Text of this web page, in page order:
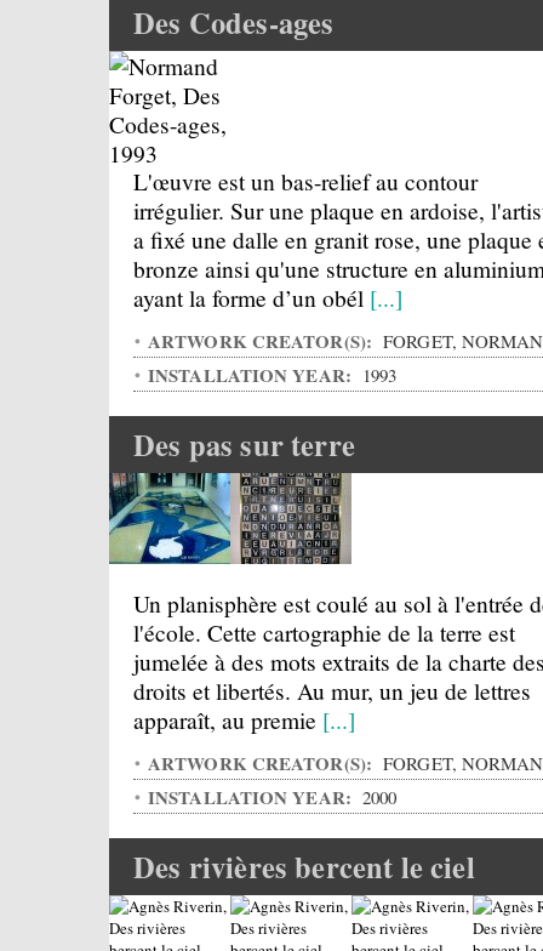
Des Codes-ages
L'œuvre est un bas-relief au contour
irrégulier. Sur une plaque en ardoise,
a fixé une dalle en granit rose, une plaque
bronze ainsi qu'une structure en
ayant la forme d’un obél [...]
ARTWORK CREATOR(S): FORGET,
INSTALLATION YEAR: 1993
Des pas sur terre
Un planisphère est coulé au sol à l'entrée
l'école. Cette cartographie de la terre est
jumelée à des mots extraits de la charte
droits et libertés. Au mur, un jeu de lettres
apparaît, au premie [...]
ARTWORK CREATOR(S): FORGET,
INSTALLATION YEAR: 2000
Des rivières bercent le ciel